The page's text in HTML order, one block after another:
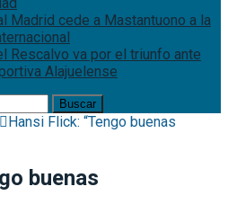
Madrid cede a Mastantuono a la
Rescalvo va por el triunfo ante
Alajuelense
Hansi Flick: “Tengo buenas
buenas